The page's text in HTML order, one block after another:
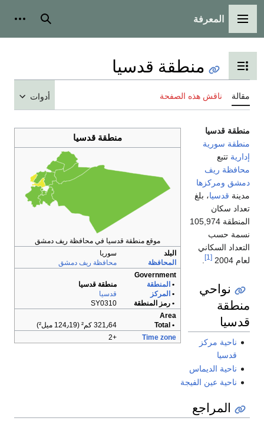
القائمة الرئيسية
المعرفة بحث
تبديل عرض جدول المحتويات
منطقة قدسيا
مقالة ناقش هذه الصفحة أدوات
منطقة قدسيا
موقع منطقة قدسيا في محافظة ريف دمشق
البلد
سوريا
المحافظة
محافظة ريف دمشق
Government
• المنطقة
منطقة قدسيا
• المركز
قدسيا
• رمز المنطقة
SY0310
Area
• Total
321٫64 كم² (124٫19 ميل²)
Time zone
+2
منطقة قدسيا
منطقة سورية
إدارية تتبع
محافظة ريف
دمشق ومركزها
مدينة قدسيا، بلغ
تعداد سكان
المنطقة 105,974
نسمة حسب
التعداد السكاني
لعام 2004
[1]
نواحي
منطقة
قدسيا
ناحية مركز
قدسيا
ناحية الديماس
ناحية عين الفيجة
المراجع